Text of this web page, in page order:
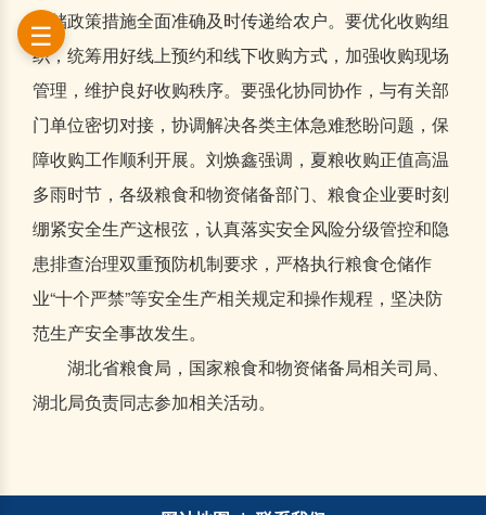
收储政策措施全面准确及时传递给农户。要优化收购组
织，统筹用好线上预约和线下收购方式，加强收购现场
管理，维护良好收购秩序。要强化协同协作，与有关部
门单位密切对接，协调解决各类主体急难愁盼问题，保
障收购工作顺利开展。刘焕鑫强调，夏粮收购正值高温
多雨时节，各级粮食和物资储备部门、粮食企业要时刻
绷紧安全生产这根弦，认真落实安全风险分级管控和隐
患排查治理双重预防机制要求，严格执行粮食仓储作
业“十个严禁”等安全生产相关规定和操作规程，坚决防
范生产安全事故发生。
湖北省粮食局，国家粮食和物资储备局相关司局、
湖北局负责同志参加相关活动。